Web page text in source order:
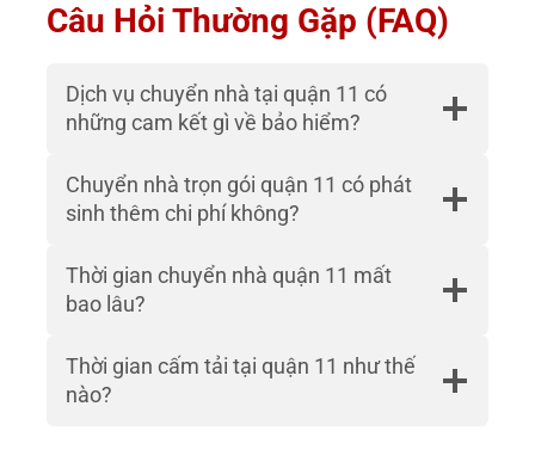
Câu Hỏi Thường Gặp (FAQ)
Dịch vụ chuyển nhà tại quận 11 có
những cam kết gì về bảo hiểm?
Chuyển nhà trọn gói quận 11 có phát
sinh thêm chi phí không?
Thời gian chuyển nhà quận 11 mất
bao lâu?
Thời gian cấm tải tại quận 11 như thế
nào?